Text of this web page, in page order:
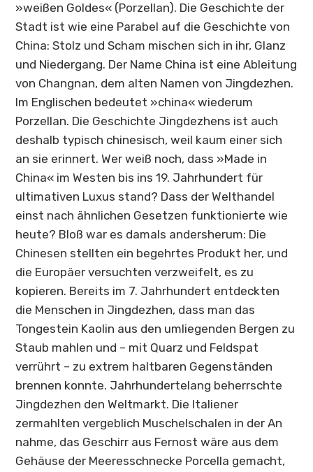
»weißen Goldes« (Porzellan). Die Geschichte der
Stadt ist wie eine Parabel auf die Geschichte von
China: Stolz und Scham mischen sich in ihr, Glanz
und Niedergang. Der Name China ist eine Ableitung
von Changnan, dem alten Namen von Jingdezhen.
Im Englischen bedeutet »china« wiederum
Porzellan. Die Geschichte Jingdezhens ist auch
deshalb typisch chinesisch, weil kaum einer sich
an sie erinnert. Wer weiß noch, dass »Made in
China« im Westen bis ins 19. Jahrhundert für
ultimativen Luxus stand? Dass der Welthandel
einst nach ähnlichen Gesetzen funktionierte wie
heute? Bloß war es damals andersherum: Die
Chinesen stellten ein begehrtes Produkt her, und
die Europäer versuchten verzweifelt, es zu
kopieren. Bereits im 7. Jahrhundert entdeckten
die Menschen in Jingdezhen, dass man das
Tongestein Kaolin aus den umliegenden Bergen zu
Staub mahlen und – mit Quarz und Feldspat
verrührt – zu extrem haltbaren Gegenständen
brennen konnte. Jahrhundertelang beherrschte
Jingdezhen den Weltmarkt. Die Italiener
zermahlten vergeblich Muschelschalen in der An
nahme, das Geschirr aus Fernost wäre aus dem
Gehäuse der Meeresschnecke Porcella gemacht,